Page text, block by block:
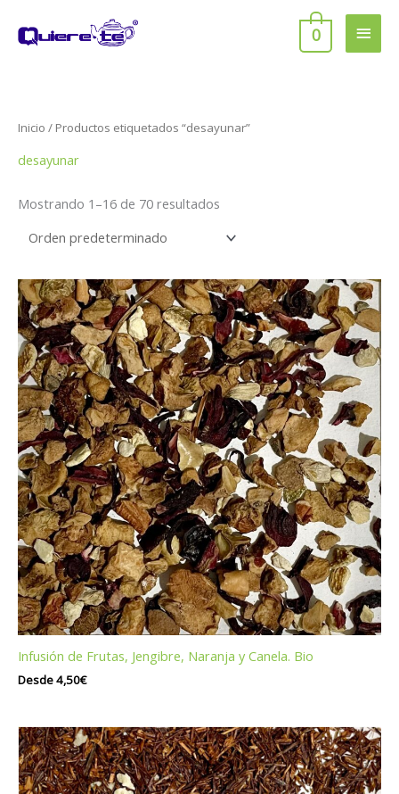
contenido
0
Inicio / Productos etiquetados “desayunar”
desayunar
Mostrando 1–16 de 70 resultados
Infusión de Frutas, Jengibre, Naranja y Canela. Bio
Desde4,50€